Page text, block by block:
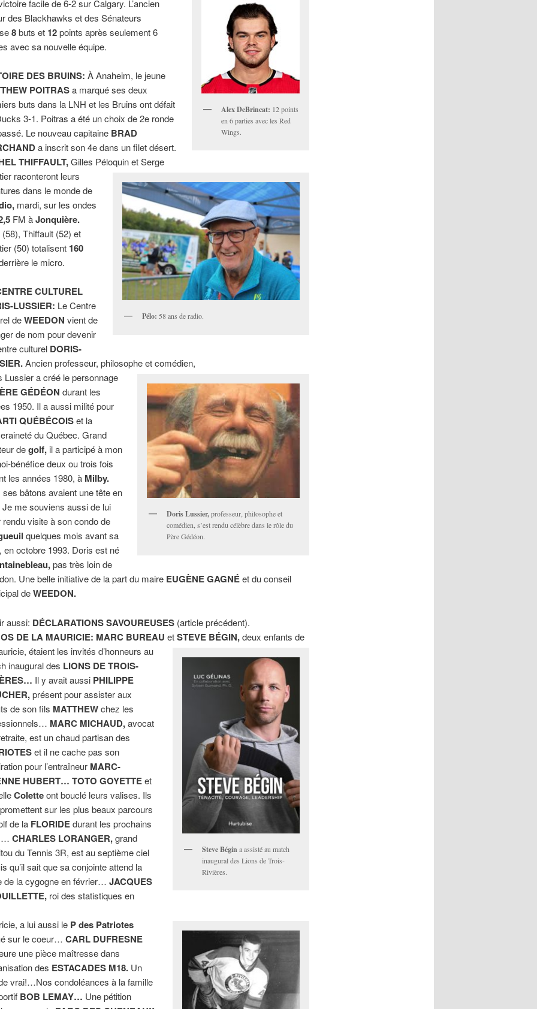
Alex DeBrincat: 12 points
en 6 parties avec les Red
Wings.
facile de 6-2 sur Calgary. L’ancien
des Blackhawks et des Sénateurs
8buts et 12points après seulement 6
avec sa nouvelle équipe.
DES BRUINS:À Anaheim, le jeune
POITRASa marqué ses deux
buts dans la LNH et les Bruins ont défait
3-1. Poitras a été un choix de 2e ronde
Le nouveau capitaine BRAD
a inscrit son 4e dans un filet désert.
THIFFAULT,Gilles Péloquin et Serge
raconteront leurs
Pélo: 58 ans de radio.
dans le monde de
mardi, sur les ondes
FM àJonquière.
(58), Thiffault (52) et
(50) totalisent 160
le micro.
CULTUREL
LUSSIER: Le Centre
deWEEDON vient de
de nom pour devenir
culturel DORIS-
Ancien professeur, philosophe et comédien,
Doris Lussier,professeur, philosophe et
comédien, s’est rendu célèbre dans le rôle du
Père Gédéon.
Lussier a créé le personnage
GÉDÉON durant les
1950. Il a aussi milité pour
QUÉBÉCOISet la
du Québec. Grand
degolf, il a participé à mon
bénéfice deux ou trois fois
les années 1980, à Milby.
ses bâtons avaient une tête en
Je me souviens aussi de lui
rendu visite à son condo de
quelques mois avant sa
en octobre 1993. Doris est né
pas très loin de
Une belle initiative de la part du maire EUGÈNE GAGNÉet du conseil
deWEEDON.
aussi: DÉCLARATIONS SAVOUREUSES (article précédent).
DE LA MAURICIE: MARC BUREAU etSTEVE BÉGIN,deux enfants de
Steve Bégin a assisté au match
inaugural des Lions de Trois-
Rivières.
étaient les invités d’honneurs au
inaugural des LIONS DE TROIS-
Il y avait aussi PHILIPPE
présent pour assister aux
de son fils MATTHEWchez les
MARC MICHAUD,avocat
est un chaud partisan des
et il ne cache pas son
pour l’entraîneur MARC-
HUBERT… TOTO GOYETTEet
Coletteont bouclé leurs valises. Ils
promettent sur les plus beaux parcours
de la FLORIDEdurant les prochains
CHARLES LORANGER,grand
du Tennis 3R, est au septième ciel
qu’il sait que sa conjointe attend la
de la cygogne en février…JACQUES
roi des statistiques en
a lui aussi le P des Patriotes
sur le coeur…CARL DUFRESNE
une pièce maîtresse dans
des ESTACADES M18. Un
vrai!…Nos condoléances à la famille
BOB LEMAY… Une pétition